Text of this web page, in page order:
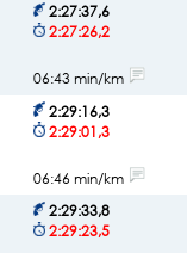
2:27:37,6
2:27:26,2
06:43 min/km
2:29:16,3
2:29:01,3
06:46 min/km
2:29:33,8
2:29:23,5